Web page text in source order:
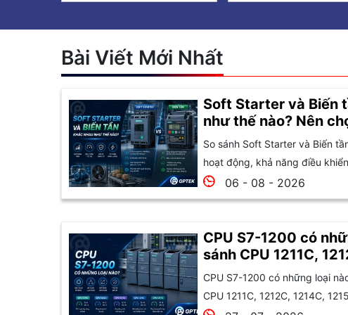
Bài Viết Mới Nhất
Soft Starter và Biến
như thế nào? Nên
So sánh Soft Starter và Biến
hoạt động, khả năng điều
06 - 08 - 2026
CPU S7-1200 có
sánh CPU 1211C,
1215C và 1217C
CPU S7-1200 có những loại
CPU 1211C, 1212C, 1214C,